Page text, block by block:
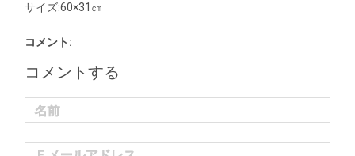
サイズ:60×31㎝
コメント:
コメントする
名前